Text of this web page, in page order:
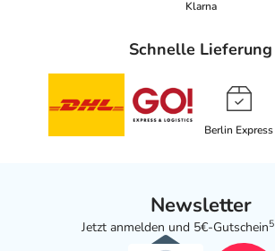
Klarna
Schnelle Lieferung
Berlin Express
Newsletter
Jetzt anmelden und 5€-Gutschein5